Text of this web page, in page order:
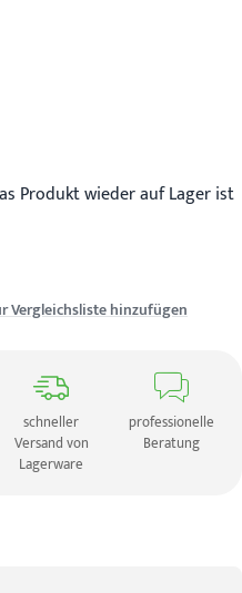
Produkt wieder auf Lager ist
Vergleichsliste hinzufügen
schneller
Versand von
Lagerware
professionelle
Beratung